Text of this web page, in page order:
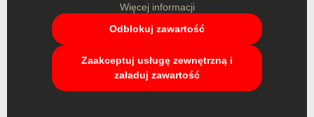
Więcej informacji
Odblokuj zawartość
Zaakceptuj usługę zewnętrzną i
załaduj zawartość